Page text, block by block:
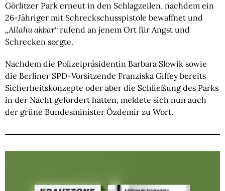
Görlitzer Park erneut in den Schlagzeilen, nachdem ein
26-Jähriger mit Schreckschusspistole bewaffnet und
„Allahu akbar“ rufend an jenem Ort für Angst und
Schrecken sorgte.
Nachdem die Polizeipräsidentin Barbara Slowik sowie
die Berliner SPD-Vorsitzende Franziska Giffey bereits
Sicherheitskonzepte oder aber die Schließung des Parks
in der Nacht gefordert hatten, meldete sich nun auch
der grüne Bundesminister Özdemir zu Wort.